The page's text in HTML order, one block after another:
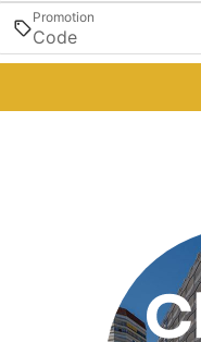
Promotion